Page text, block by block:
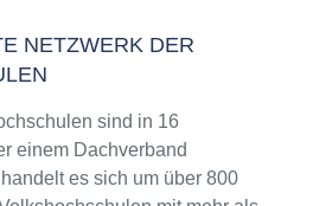
NETZWERK DER
sind in 16
einem Dachverband
es sich um über 800